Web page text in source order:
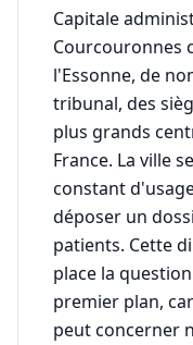
Capitale
Courcouronnes
l'Essonne, de
tribunal, des
plus grands
France. La ville
constant
déposer un
patients. Cette
place la
premier plan,
peut concerner